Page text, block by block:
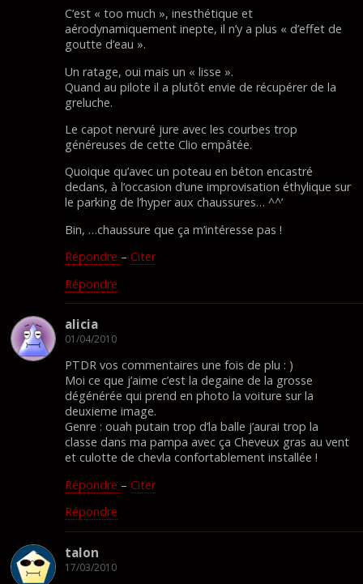
C’est « too much », inesthétique et
aérodynamiquement inepte, il n’y a plus « d’effet de
goutte d’eau ».
Un ratage, oui mais un « lisse ».
Quand au pilote il a plutôt envie de récupérer de la
greluche.
Le capot nervuré jure avec les courbes trop
généreuses de cette Clio empâtée.
Quoique qu’avec un poteau en béton encastré
dedans, à l’occasion d’une improvisation éthylique sur
le parking de l’hyper aux chaussures… ^^’
Bin, …chaussure que ça m’intéresse pas !
Répondre – Citer
Répondre
alicia
01/04/2010
PTDR vos commentaires une fois de plu : )
Moi ce que j’aime c’est la degaine de la grosse
dégénérée qui prend en photo la voiture sur la
deuxieme image.
Genre : ouah putain trop d’la balle j’aurai trop la
classe dans ma pampa avec ça Cheveux gras au vent
et culotte de chevla confortablement installée !
Répondre – Citer
Répondre
talon
17/03/2010